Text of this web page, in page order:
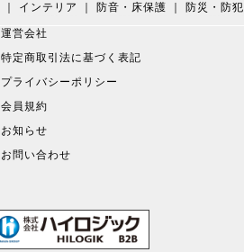
インテリア 防音・床保護 防災・防犯
運営会社
特定商取引法に基づく表記
プライバシーポリシー
会員規約
お知らせ
お問い合わせ